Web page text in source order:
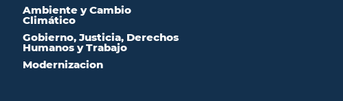
Ambiente y Cambio
Climático
Gobierno, Justicia, Derechos
Humanos y Trabajo
Modernizacion